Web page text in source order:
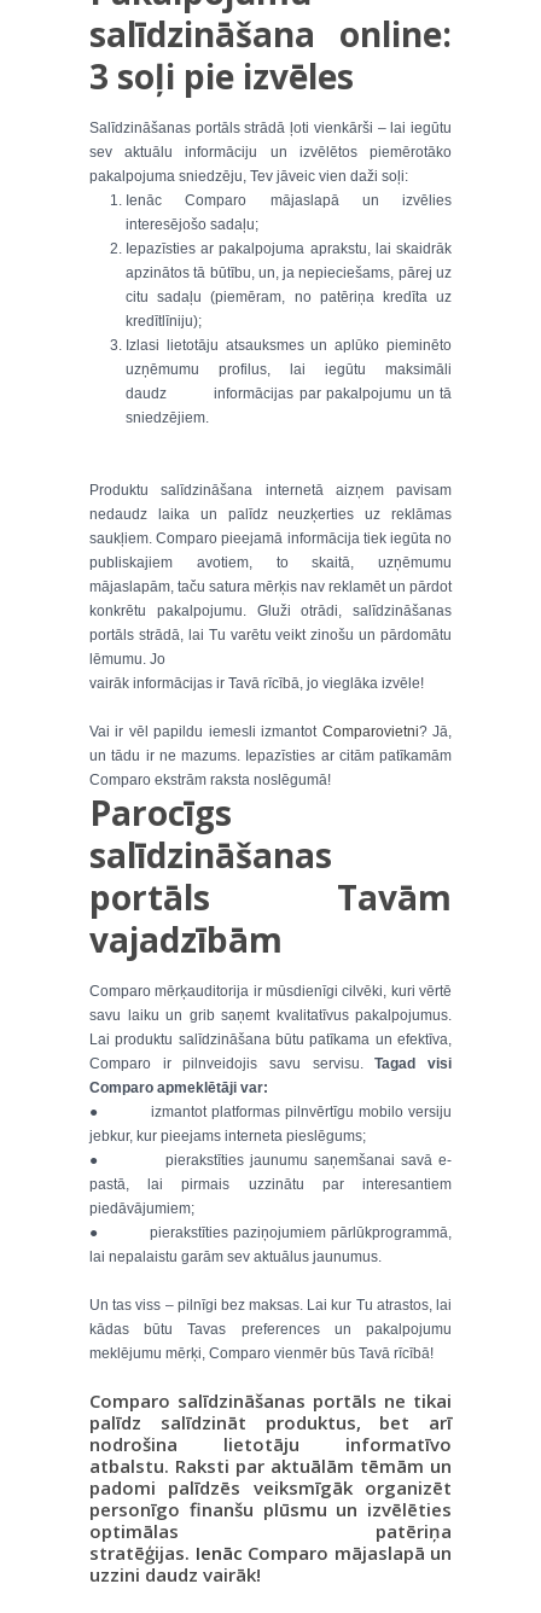
salīdzināšana online:
3 soļi pie izvēles
Salīdzināšanas portāls strādā ļoti vienkārši – lai iegūtu
sev aktuālu informāciju un izvēlētos piemērotāko
pakalpojuma sniedzēju, Tev jāveic vien daži soļi:
Ienāc Comparo mājaslapā un izvēlies
interesējošo sadaļu;
Iepazīsties ar pakalpojuma aprakstu, lai skaidrāk
apzinātos tā būtību, un, ja nepieciešams, pārej uz
citu sadaļu (piemēram, no patēriņa kredīta uz
kredītlīniju);
Izlasi lietotāju atsauksmes un aplūko pieminēto
uzņēmumu profilus, lai iegūtu maksimāli
daudz informācijas par pakalpojumu un tā
sniedzējiem.
Produktu salīdzināšana internetā aizņem pavisam
nedaudz laika un palīdz neuzķerties uz reklāmas
saukļiem. Comparo pieejamā informācija tiek iegūta no
publiskajiem avotiem, to skaitā, uzņēmumu
mājaslapām, taču satura mērķis nav reklamēt un pārdot
konkrētu pakalpojumu. Gluži otrādi, salīdzināšanas
portāls strādā, lai Tu varētu veikt zinošu un pārdomātu
lēmumu. Jo
vairāk informācijas ir Tavā rīcībā, jo vieglāka izvēle!
Vai ir vēl papildu iemesli izmantot Comparovietni? Jā,
un tādu ir ne mazums. Iepazīsties ar citām patīkamām
Comparo ekstrām raksta noslēgumā!
Parocīgs
salīdzināšanas
portāls Tavām
vajadzībām
Comparo mērķauditorija ir mūsdienīgi cilvēki, kuri vērtē
savu laiku un grib saņemt kvalitatīvus pakalpojumus.
Lai produktu salīdzināšana būtu patīkama un efektīva,
Comparo ir pilnveidojis savu servisu.Tagad visi
Comparo apmeklētāji var:
● izmantot platformas pilnvērtīgu mobilo versiju
jebkur, kur pieejams interneta pieslēgums;
● pierakstīties jaunumu saņemšanai savā e-
pastā, lai pirmais uzzinātu par interesantiem
piedāvājumiem;
● pierakstīties paziņojumiem pārlūkprogrammā,
lai nepalaistu garām sev aktuālus jaunumus.
Un tas viss – pilnīgi bez maksas. Lai kur Tu atrastos, lai
kādas būtu Tavas preferences un pakalpojumu
meklējumu mērķi, Comparo vienmēr būs Tavā rīcībā!
Comparo salīdzināšanas portāls ne tikai
palīdz salīdzināt produktus, bet arī
nodrošina lietotāju informatīvo
atbalstu. Raksti par aktuālām tēmām un
padomi palīdzēs veiksmīgāk organizēt
personīgo finanšu plūsmu un izvēlēties
optimālas patēriņa
stratēģijas. Ienāc Comparo mājaslapā un
uzzini daudz vairāk!